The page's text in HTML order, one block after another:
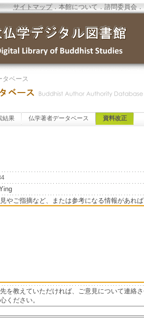
サイトマップ．本館について ．諮問委員会 ．
タベース
結果 仏学著者データベース 資料改正
やご指摘など、または参考になる情報があれ
を教えていただければ、ご意見について連絡
ください。